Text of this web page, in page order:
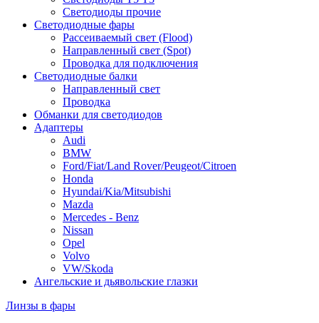
Светодиоды прочие
Светодиодные фары
Рассеиваемый свет (Flood)
Направленный свет (Spot)
Проводка для подключения
Светодиодные балки
Направленный свет
Проводка
Обманки для светодиодов
Адаптеры
Audi
BMW
Ford/Fiat/Land Rover/Peugeot/Citroen
Honda
Hyundai/Kia/Mitsubishi
Mazda
Mercedes - Benz
Nissan
Opel
Volvo
VW/Skoda
Ангельские и дьявольские глазки
Линзы в фары